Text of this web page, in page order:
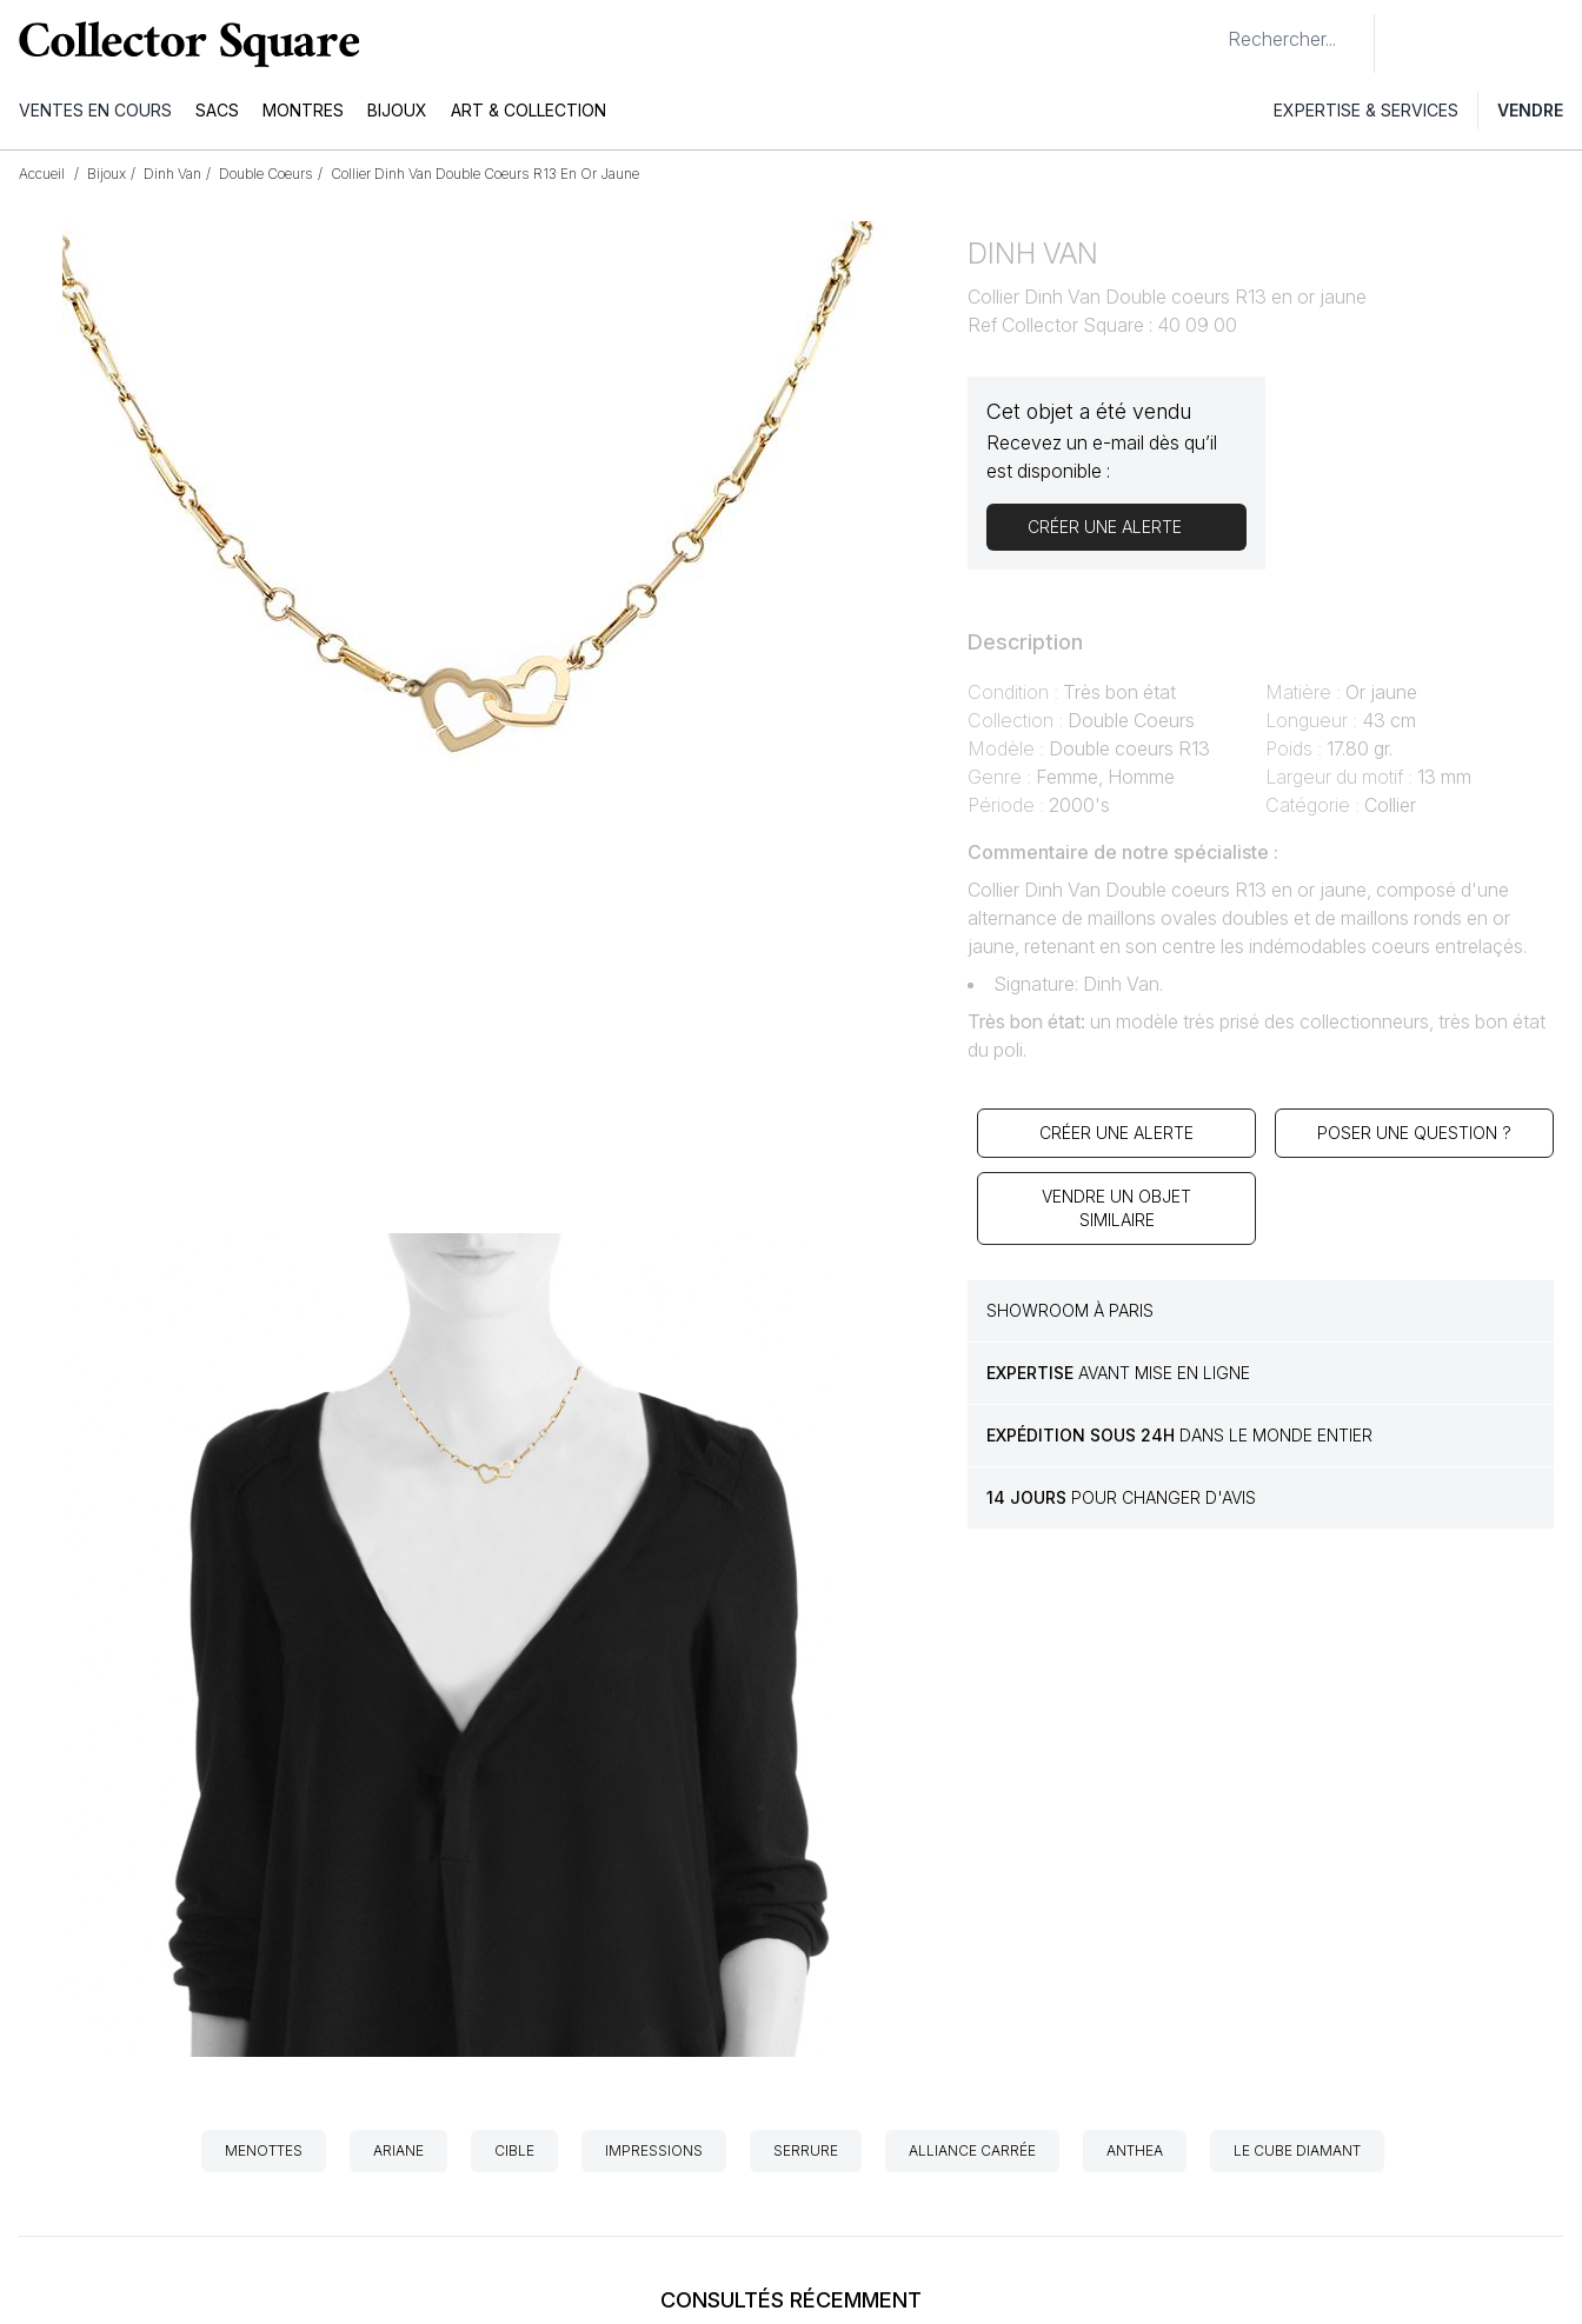
VENTES EN COURS SACS MONTRES BIJOUX ART & COLLECTION EXPERTISE & SERVICES VENDRE
Accueil / Bijoux / Dinh Van / Double Coeurs / Collier Dinh Van Double Coeurs R13 En Or Jaune
DINH VAN
Collier Dinh Van Double coeurs R13 en or jaune
Ref Collector Square : 40 09 00
Cet objet a été vendu
Recevez un e-mail dès qu’il
est disponible :
CRÉER UNE ALERTE
Description
Condition : Très bon état
Collection : Double Coeurs
Modèle : Double coeurs R13
Genre : Femme, Homme
Période : 2000's
Matière : Or jaune
Longueur : 43 cm
Poids : 17.80 gr.
Largeur du motif : 13 mm
Catégorie : Collier
Commentaire de notre spécialiste :
Collier Dinh Van Double coeurs R13 en or jaune, composé d'une
alternance de maillons ovales doubles et de maillons ronds en or
jaune, retenant en son centre les indémodables coeurs entrelaçés.
Signature: Dinh Van.
Très bon état: un modèle très prisé des collectionneurs, très bon état
du poli.
CRÉER UNE ALERTE POSER UNE QUESTION ?
VENDRE UN OBJET
SIMILAIRE
SHOWROOM À PARIS
EXPERTISE AVANT MISE EN LIGNE
EXPÉDITION SOUS 24H DANS LE MONDE ENTIER
14 JOURS POUR CHANGER D'AVIS
MENOTTES ARIANE CIBLE IMPRESSIONS SERRURE ALLIANCE CARRÉE ANTHEA LE CUBE DIAMANT
CONSULTÉS RÉCEMMENT